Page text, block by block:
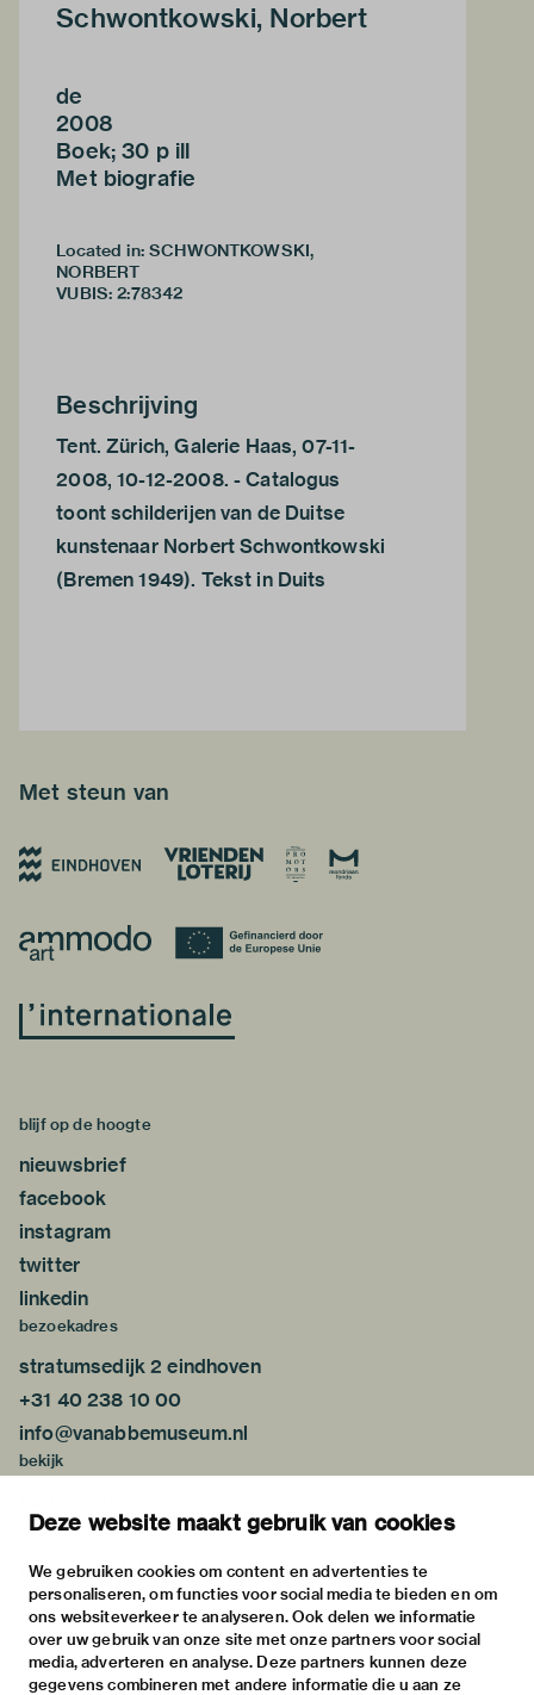
Deze website maakt gebruik van cookies
We gebruiken cookies om content en advertenties te
personaliseren, om functies voor social media te bieden en om
ons websiteverkeer te analyseren. Ook delen we informatie
over uw gebruik van onze site met onze partners voor social
media, adverteren en analyse. Deze partners kunnen deze
gegevens combineren met andere informatie die u aan ze
Schwontkowski, Norbert
de
2008
Boek; 30 p ill
Met biografie
Located in: SCHWONTKOWSKI,
NORBERT
VUBIS: 2:78342
Beschrijving
Tent. Zürich, Galerie Haas, 07-11-
2008, 10-12-2008. - Catalogus
toont schilderijen van de Duitse
kunstenaar Norbert Schwontkowski
(Bremen 1949). Tekst in Duits
Met steun van
blijf op de hoogte
nieuwsbrief
facebook
instagram
twitter
linkedin
bezoekadres
stratumsedijk 2 eindhoven
+31 40 238 10 00
info@vanabbemuseum.nl
bekijk
activiteiten
praktische informatie
over
het museum
de collectie